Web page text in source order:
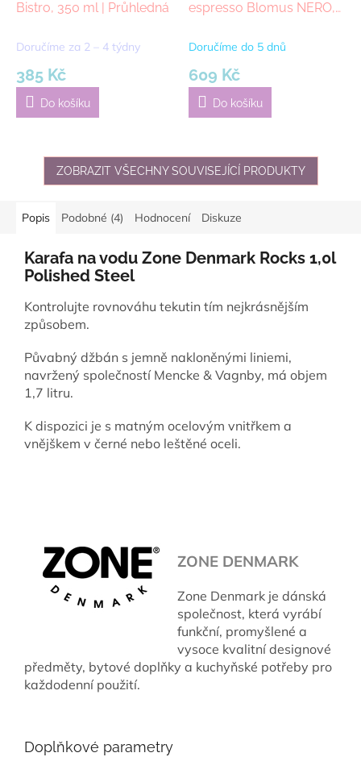
Bistro, 350 ml | Průhledná
Doručíme za 2 – 4 týdny
385 Kč
Do košíku
espresso Blomus NERO,
Doručíme do 5 dnů
609 Kč
Do košíku
ZOBRAZIT VŠECHNY SOUVISEJÍCÍ PRODUKTY
Popis Podobné (4) Hodnocení Diskuze
Karafa na vodu Zone Denmark Rocks 1,0l
Polished Steel
Kontrolujte rovnováhu tekutin tím nejkrásnějším
způsobem.
Půvabný džbán s jemně nakloněnými liniemi,
navržený společností Mencke & Vagnby, má objem
1,7 litru.
K dispozici je s matným ocelovým vnitřkem a
vnějškem v černé nebo leštěné oceli.
ZONE DENMARK
Zone Denmark je dánská
společnost, která vyrábí
funkční, promyšlené a
vysoce kvalitní designové
předměty, bytové doplňky a kuchyňské potřeby pro
každodenní použití.
Doplňkové parametry